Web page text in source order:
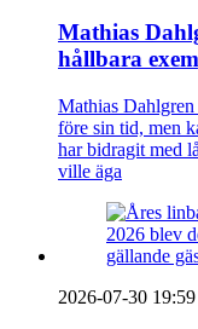
Mathias
hållbara
Mathias
före sin tid, men
har bidragit med
ville äga
2026-07-30 19:59